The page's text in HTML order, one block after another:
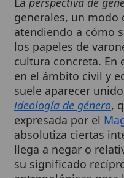
atendiendo a cómo
los papeles de
cultura concreta. En
en el ámbito civil y
suele aparecer unido
ideología de género,
expresada por el
absolutiza ciertas
llega a negar o
su significado
antropológicas para
el modo de entender
enseñanza católica,